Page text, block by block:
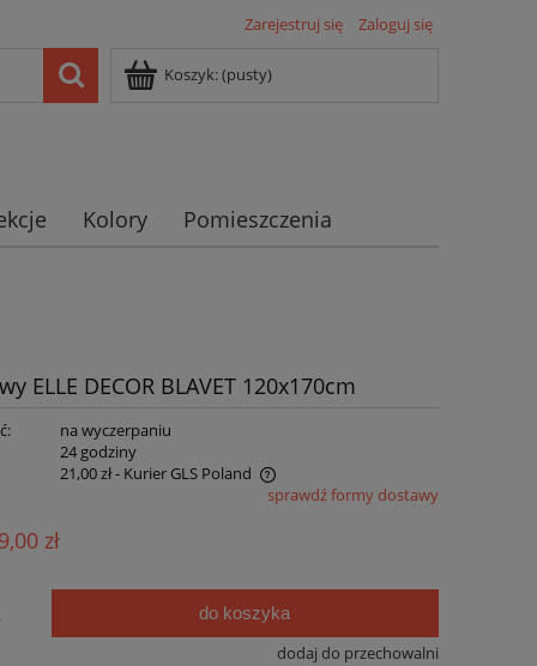
Zarejestruj się Zaloguj się
Koszyk:(pusty)
Kolory Pomieszczenia
ELLE DECOR BLAVET 120x170cm
na wyczerpaniu
24 godziny
21,00 zł- Kurier GLS Poland
sprawdź formy dostawy
zł
do koszyka
dodaj do przechowalni